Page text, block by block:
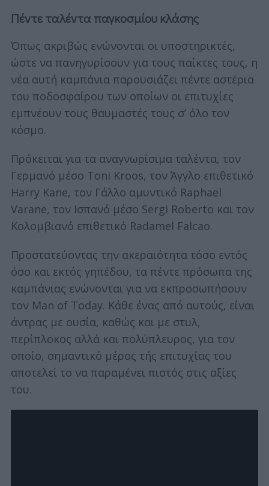
Πέντε ταλέντα παγκοσμίου κλάσης
Όπως ακριβώς ενώνονται οι υποστηρικτές,
ώστε να πανηγυρίσουν για τους παίκτες τους, η
νέα αυτή καμπάνια παρουσιάζει πέντε αστέρια
του ποδοσφαίρου των οποίων οι επιτυχίες
εμπνέουν τους θαυμαστές τους σ’ όλο τον
κόσμο.
Πρόκειται για τα αναγνωρίσιμα ταλέντα, τον
Γερμανό μέσο Toni Kroos, τον Άγγλο επιθετικό
Harry Kane, τον Γάλλο αμυντικό Raphael
Varane, τον Ισπανό μέσο Sergi Roberto και τον
Κολομβιανό επιθετικό Radamel Falcao.
Προστατεύοντας την ακεραιότητα τόσο εντός
όσο και εκτός γηπέδου, τα πέντε πρόσωπα της
καμπάνιας ενώνονται για να εκπροσωπήσουν
τον Man of Today. Κάθε ένας από αυτούς, είναι
άντρας με ουσία, καθώς και με στυλ,
περίπλοκος αλλά και πολύπλευρος, για τον
οποίο, σημαντικό μέρος τής επιτυχίας του
αποτελεί το να παραμένει πιστός στις αξίες
του.